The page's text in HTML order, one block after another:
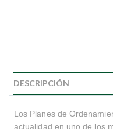
DESCRIPCIÓN
Los Planes de
actualidad en uno de los